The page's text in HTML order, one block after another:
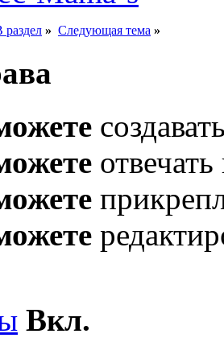
раздел » Следующая тема »
Вкл.